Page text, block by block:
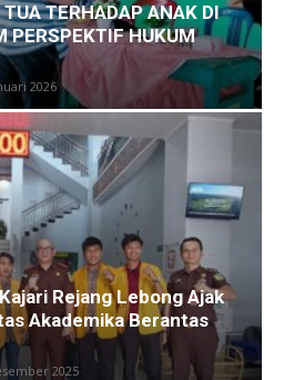
TERHADAP ANAK DI
PERSPEKTIF HUKUM
2026
Rejang Lebong Ajak
Akademika Berantas
2025